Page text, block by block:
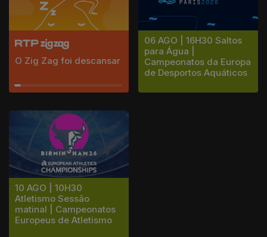
O Zig Zag foi descansar
06 AGO | 16H30 Saltos
para Água |
Campeonatos da Europa
de Desportos Aquáticos
10 AGO | 10H30
Atletismo Sessão
matinal | Campeonatos
Europeus de Atletismo